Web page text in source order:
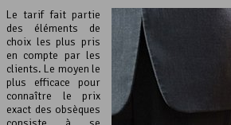
Le tarif fait partie
des éléments de
choix les plus pris
en compte par les
clients. Le moyen le
plus efficace pour
connaître le prix
exact des obsèques